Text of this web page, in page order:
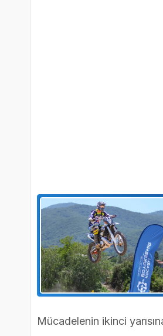
Mücadelenin ikinci